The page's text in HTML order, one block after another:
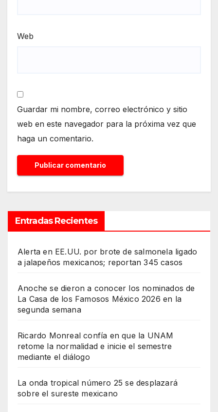
Web
Guardar mi nombre, correo electrónico y sitio
web en este navegador para la próxima vez que
haga un comentario.
Entradas Recientes
Alerta en EE.UU. por brote de salmonela ligado
a jalapeños mexicanos; reportan 345 casos
Anoche se dieron a conocer los nominados de
La Casa de los Famosos México 2026 en la
segunda semana
Ricardo Monreal confía en que la UNAM
retome la normalidad e inicie el semestre
mediante el diálogo
La onda tropical número 25 se desplazará
sobre el sureste mexicano